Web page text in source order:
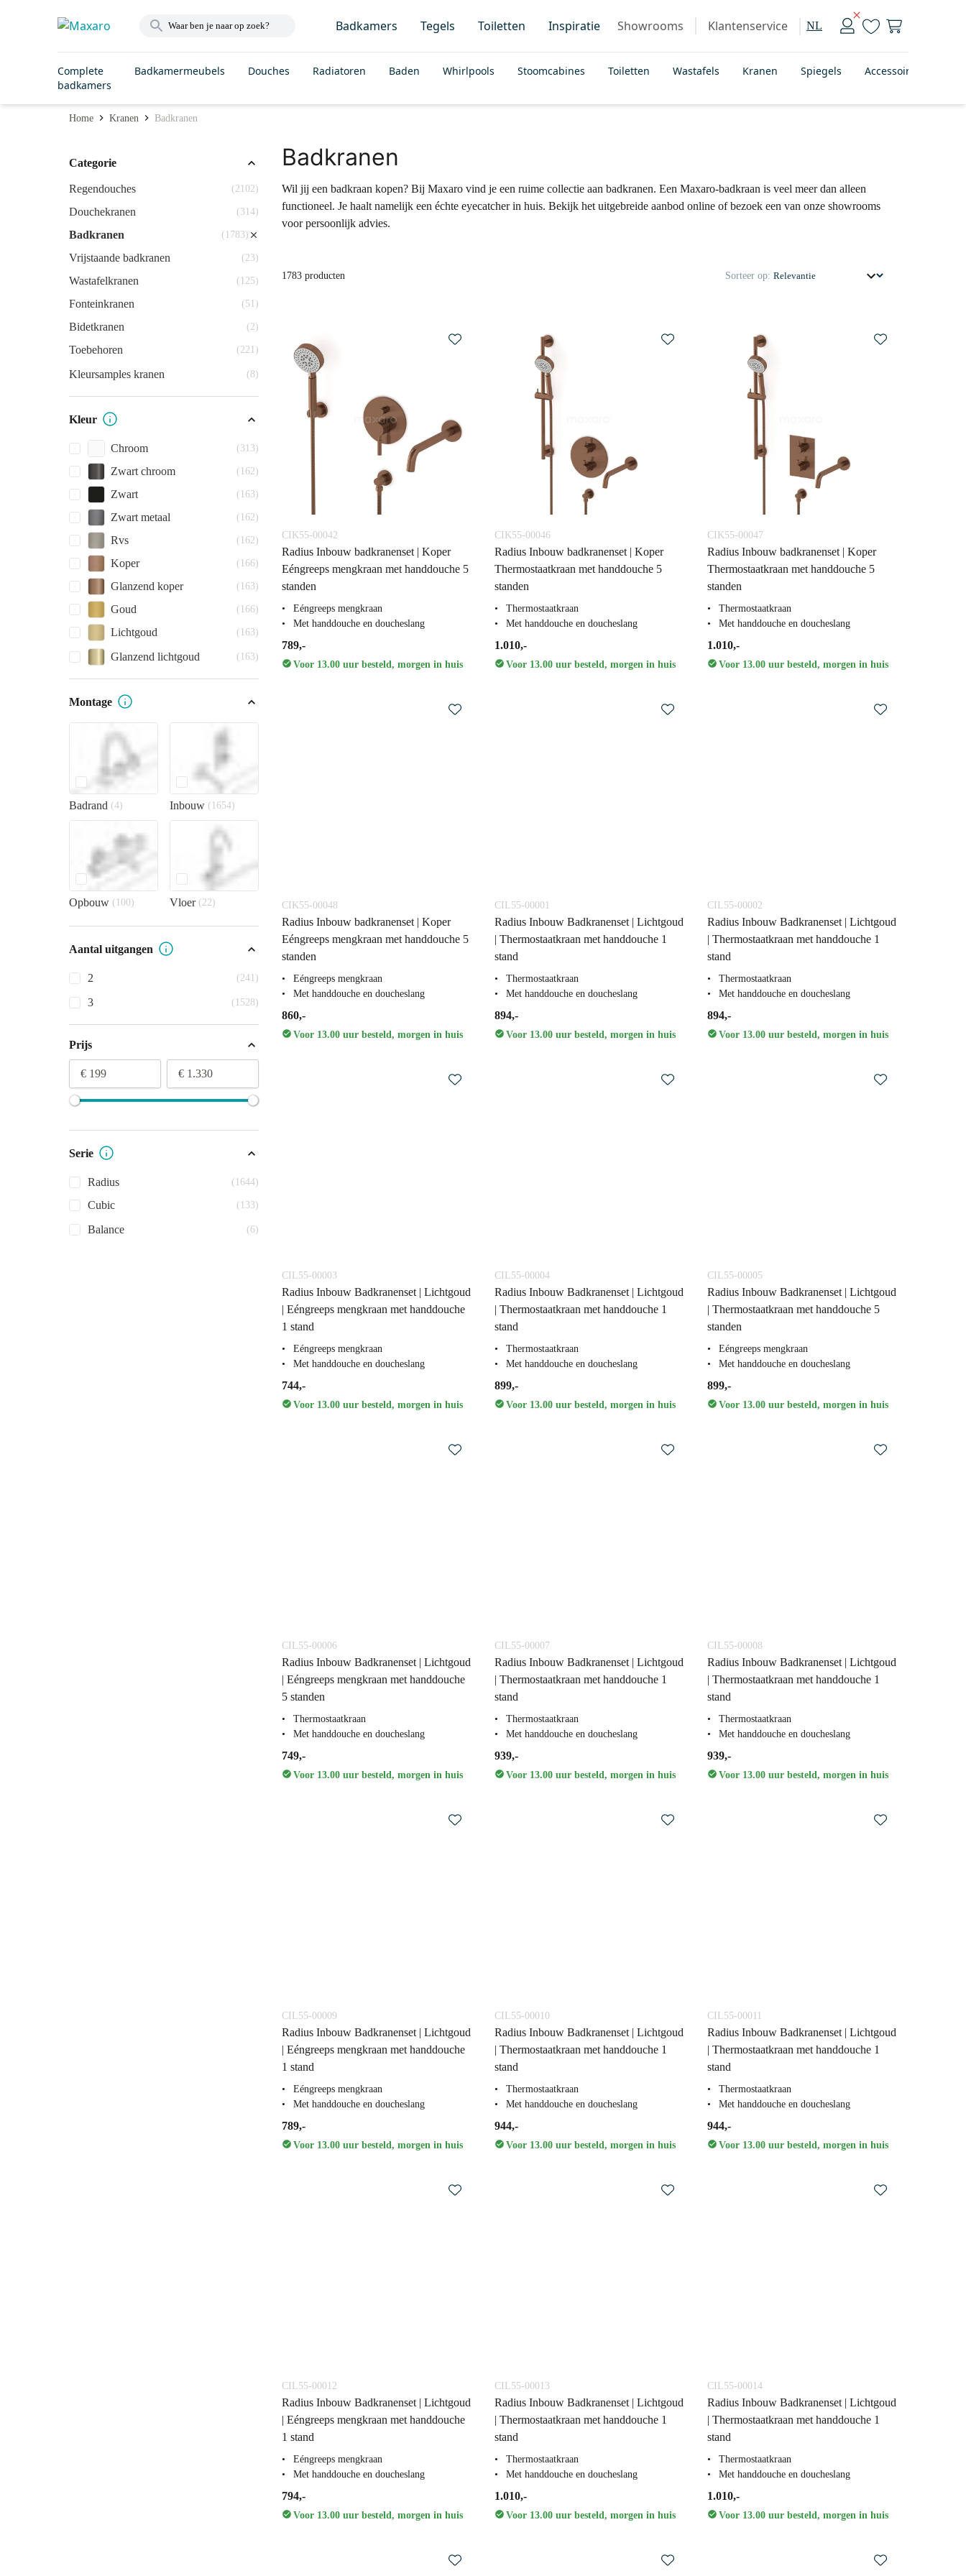
Badkamers Tegels Toiletten Inspiratie Showrooms Klantenservice NL
Complete
badkamers
Badkamermeubels Douches Radiatoren Baden Whirlpools Stoomcabines Toiletten Wastafels Kranen Spiegels Accessoires
Home Kranen Badkranen
Categorie
Regendouches (2102)
Douchekranen (314)
Badkranen (1783)
Vrijstaande badkranen (23)
Wastafelkranen (125)
Fonteinkranen (51)
Bidetkranen (2)
Toebehoren (221)
Kleursamples kranen (8)
Kleur
Chroom (313)
Zwart chroom (162)
Zwart (163)
Zwart metaal (162)
Rvs (162)
Koper (166)
Glanzend koper (163)
Goud (166)
Lichtgoud (163)
Glanzend lichtgoud (163)
Montage
Badrand (4) Inbouw (1654)
Opbouw (100) Vloer (22)
Aantal uitgangen
2 (241)
3 (1528)
Prijs
€ 199 € 1.330
Serie
Radius (1644)
Cubic (133)
Balance (6)
Badkranen
Wil jij een badkraan kopen? Bij Maxaro vind je een ruime collectie aan badkranen. Een Maxaro-badkraan is veel meer dan alleen
functioneel. Je haalt namelijk een échte eyecatcher in huis. Bekijk het uitgebreide aanbod online of bezoek een van onze showrooms
voor persoonlijk advies.
1783 producten Sorteer op:
CIK55-00042
Radius Inbouw badkranenset | Koper
Eéngreeps mengkraan met handdouche 5
standen
Eéngreeps mengkraan
Met handdouche en doucheslang
789,-
Voor 13.00 uur besteld, morgen in huis
CIK55-00046
Radius Inbouw badkranenset | Koper
Thermostaatkraan met handdouche 5
standen
Thermostaatkraan
Met handdouche en doucheslang
1.010,-
Voor 13.00 uur besteld, morgen in huis
CIK55-00047
Radius Inbouw badkranenset | Koper
Thermostaatkraan met handdouche 5
standen
Thermostaatkraan
Met handdouche en doucheslang
1.010,-
Voor 13.00 uur besteld, morgen in huis
CIK55-00048
Radius Inbouw badkranenset | Koper
Eéngreeps mengkraan met handdouche 5
standen
Eéngreeps mengkraan
Met handdouche en doucheslang
860,-
Voor 13.00 uur besteld, morgen in huis
CIL55-00001
Radius Inbouw Badkranenset | Lichtgoud
| Thermostaatkraan met handdouche 1
stand
Thermostaatkraan
Met handdouche en doucheslang
894,-
Voor 13.00 uur besteld, morgen in huis
CIL55-00002
Radius Inbouw Badkranenset | Lichtgoud
| Thermostaatkraan met handdouche 1
stand
Thermostaatkraan
Met handdouche en doucheslang
894,-
Voor 13.00 uur besteld, morgen in huis
CIL55-00003
Radius Inbouw Badkranenset | Lichtgoud
| Eéngreeps mengkraan met handdouche
1 stand
Eéngreeps mengkraan
Met handdouche en doucheslang
744,-
Voor 13.00 uur besteld, morgen in huis
CIL55-00004
Radius Inbouw Badkranenset | Lichtgoud
| Thermostaatkraan met handdouche 1
stand
Thermostaatkraan
Met handdouche en doucheslang
899,-
Voor 13.00 uur besteld, morgen in huis
CIL55-00005
Radius Inbouw Badkranenset | Lichtgoud
| Thermostaatkraan met handdouche 5
standen
Eéngreeps mengkraan
Met handdouche en doucheslang
899,-
Voor 13.00 uur besteld, morgen in huis
CIL55-00006
Radius Inbouw Badkranenset | Lichtgoud
| Eéngreeps mengkraan met handdouche
5 standen
Thermostaatkraan
Met handdouche en doucheslang
749,-
Voor 13.00 uur besteld, morgen in huis
CIL55-00007
Radius Inbouw Badkranenset | Lichtgoud
| Thermostaatkraan met handdouche 1
stand
Thermostaatkraan
Met handdouche en doucheslang
939,-
Voor 13.00 uur besteld, morgen in huis
CIL55-00008
Radius Inbouw Badkranenset | Lichtgoud
| Thermostaatkraan met handdouche 1
stand
Thermostaatkraan
Met handdouche en doucheslang
939,-
Voor 13.00 uur besteld, morgen in huis
CIL55-00009
Radius Inbouw Badkranenset | Lichtgoud
| Eéngreeps mengkraan met handdouche
1 stand
Eéngreeps mengkraan
Met handdouche en doucheslang
789,-
Voor 13.00 uur besteld, morgen in huis
CIL55-00010
Radius Inbouw Badkranenset | Lichtgoud
| Thermostaatkraan met handdouche 1
stand
Thermostaatkraan
Met handdouche en doucheslang
944,-
Voor 13.00 uur besteld, morgen in huis
CIL55-00011
Radius Inbouw Badkranenset | Lichtgoud
| Thermostaatkraan met handdouche 1
stand
Thermostaatkraan
Met handdouche en doucheslang
944,-
Voor 13.00 uur besteld, morgen in huis
CIL55-00012
Radius Inbouw Badkranenset | Lichtgoud
| Eéngreeps mengkraan met handdouche
1 stand
Eéngreeps mengkraan
Met handdouche en doucheslang
794,-
Voor 13.00 uur besteld, morgen in huis
CIL55-00013
Radius Inbouw Badkranenset | Lichtgoud
| Thermostaatkraan met handdouche 1
stand
Thermostaatkraan
Met handdouche en doucheslang
1.010,-
Voor 13.00 uur besteld, morgen in huis
CIL55-00014
Radius Inbouw Badkranenset | Lichtgoud
| Thermostaatkraan met handdouche 1
stand
Thermostaatkraan
Met handdouche en doucheslang
1.010,-
Voor 13.00 uur besteld, morgen in huis